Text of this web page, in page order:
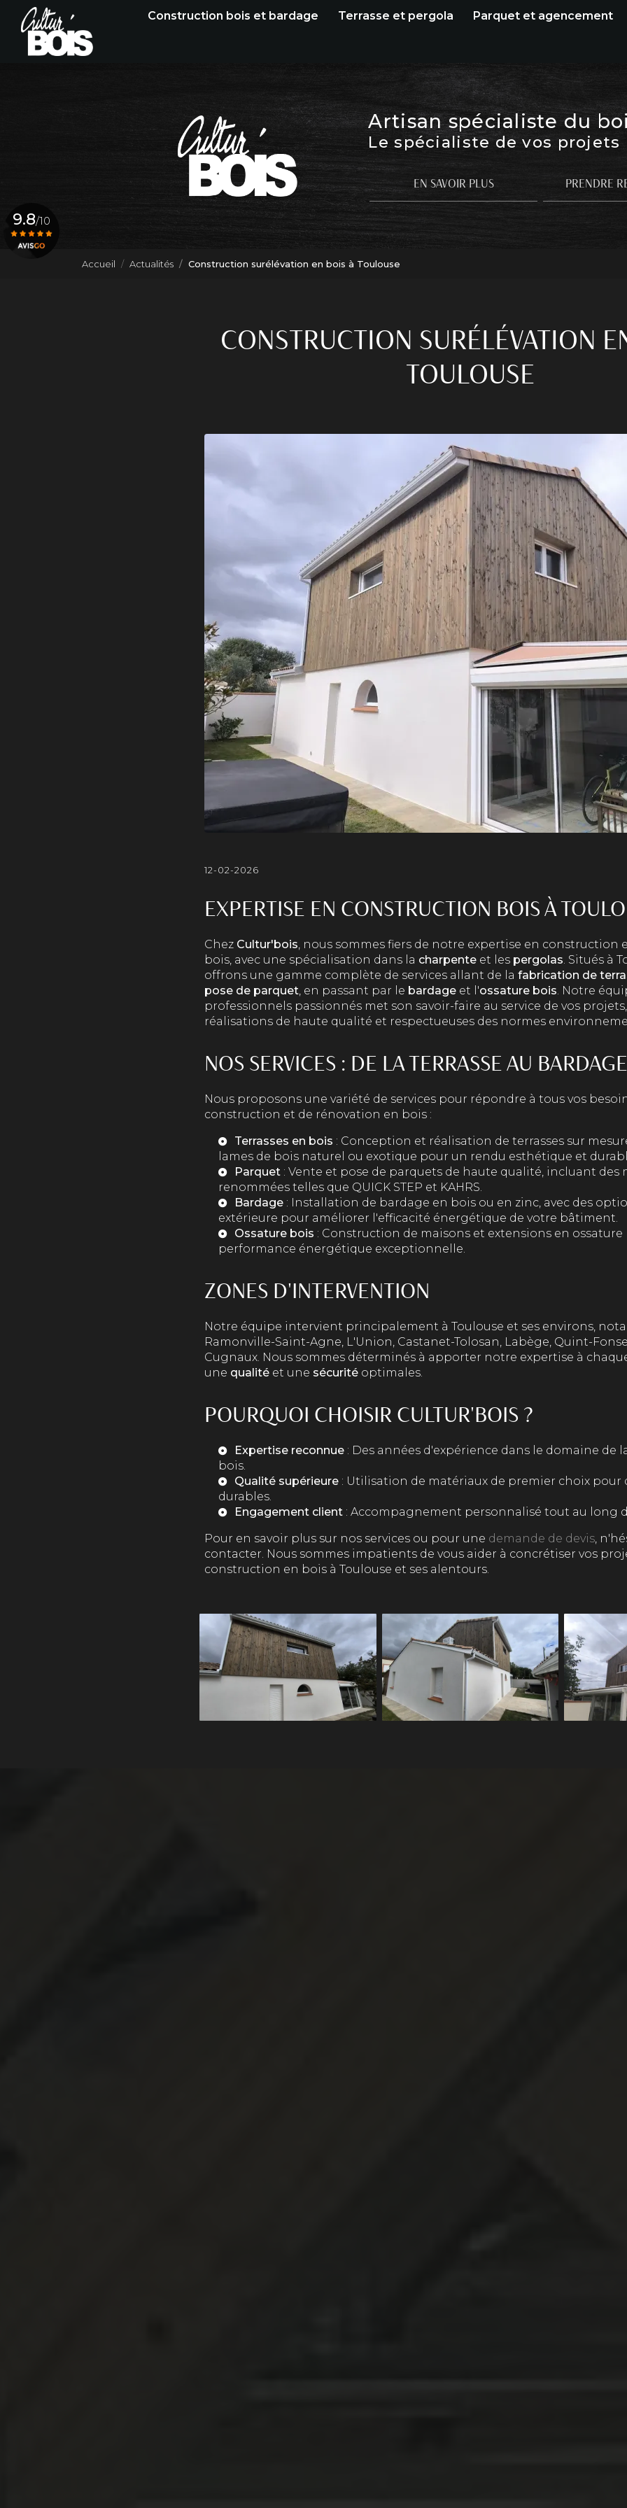
contenu
principal
Construction bois et bardage Terrasse et pergola Parquet et agencement
Artisan spécialiste du
Le spécialiste de vos projets
EN SAVOIR PLUS PRENDRE
9.8/10
Accueil Actualités Construction surélévation en bois à Toulouse
CONSTRUCTION SURÉLÉVATION
TOULOUSE
12-02-2026
EXPERTISE EN CONSTRUCTION BOIS À
Chez Cultur'bois, nous sommes fiers de notre expertise en construction
bois, avec une spécialisation dans la charpente et les pergolas. Situés à
offrons une gamme complète de services allant de la fabrication de
pose de parquet, en passant par le bardage et l'ossature bois. Notre
professionnels passionnés met son savoir-faire au service de vos
réalisations de haute qualité et respectueuses des normes
NOS SERVICES : DE LA TERRASSE AU BARDAGE
Nous proposons une variété de services pour répondre à tous vos
construction et de rénovation en bois :
Terrasses en bois : Conception et réalisation de terrasses sur
lames de bois naturel ou exotique pour un rendu esthétique et
Parquet : Vente et pose de parquets de haute qualité, incluant des
renommées telles que QUICK STEP et KAHRS.
Bardage : Installation de bardage en bois ou en zinc, avec des
extérieure pour améliorer l'efficacité énergétique de votre bâtiment.
Ossature bois : Construction de maisons et extensions en
performance énergétique exceptionnelle.
ZONES D'INTERVENTION
Notre équipe intervient principalement à Toulouse et ses environs,
Ramonville-Saint-Agne, L'Union, Castanet-Tolosan, Labège, Quint-
Cugnaux. Nous sommes déterminés à apporter notre expertise à
une qualité et une sécurité optimales.
POURQUOI CHOISIR CULTUR'BOIS ?
Expertise reconnue : Des années d'expérience dans le domaine de
bois.
Qualité supérieure : Utilisation de matériaux de premier choix pour
durables.
Engagement client : Accompagnement personnalisé tout au long
Pour en savoir plus sur nos services ou pour une demande de devis,
contacter. Nous sommes impatients de vous aider à concrétiser vos
construction en bois à Toulouse et ses alentours.